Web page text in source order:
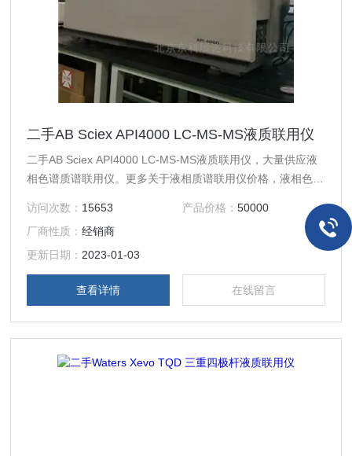
二手AB Sciex API4000 LC-MS-MS液质联用仪
二手AB Sciex API4000 LC-MS-MS液质联用仪，大量供应液
相色谱质谱联用仪。更多关于液相质谱联用仪价格，液相色谱
访问次数： 15653 产品价格： 50000
厂商性质：经销商
更新日期： 2023-01-03
查看详情 在线留言